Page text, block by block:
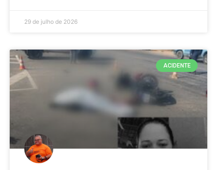
29 de julho de 2026
ACIDENTE